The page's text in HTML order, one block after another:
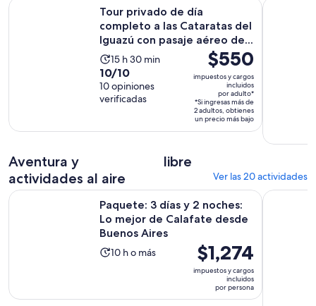
Tour privado de día
completo a las Cataratas del
Iguazú con pasaje aéreo de...
La
actividad
dura
15
y
15 h 30 min
10.0
de
10
10
10/10
10 opiniones
verificadas
El
precio
es
de
$550.
por
$550
impuestos y cargos
incluidos
por adulto*
*Si ingresas más de
2 adultos, obtienes
un precio más bajo
Tour privado de día completo a las Cataratas del Iguazú
City Tour
Aventura y
actividades al aire
libre
Ver las 20 actividades
Paquete: 3 días y 2 noches:
Lo mejor de Calafate desde
Buenos Aires
La
10
10 h o más
El
precio
es
$1,274
impuestos y cargos
incluidos
por persona
Paquete: 3 días y 2 noches: Lo mejor de Calafate desde
Recoleta